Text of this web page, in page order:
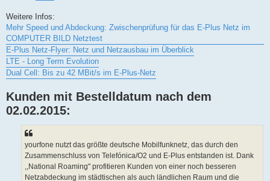
Weitere Infos:
Mehr Speed und Abdeckung: Zwischenprüfung für das E-Plus Netz im
COMPUTER BILD Netztest
E-Plus Netz-Flyer: Netz und Netzausbau im Überblick
LTE - Long Term Evolution
Dual Cell: Bis zu 42 MBit/s im E-Plus-Netz
Kunden mit Bestelldatum nach dem
02.02.2015:
yourfone nutzt das größte deutsche Mobilfunknetz, das durch den
Zusammenschluss von Telefónica/O2 und E-Plus entstanden ist. Dank
,,National Roaming" profitieren Kunden von einer noch besseren
Netzabdeckung im städtischen als auch ländlichen Raum und die